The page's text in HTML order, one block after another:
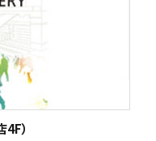
）